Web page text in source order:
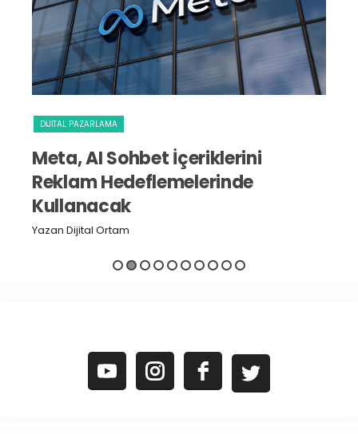
DIJITAL PAZARLAMA
Meta, AI Sohbet İçeriklerini
Reklam Hedeflemelerinde
Kullanacak
Yazan Dijital Ortam